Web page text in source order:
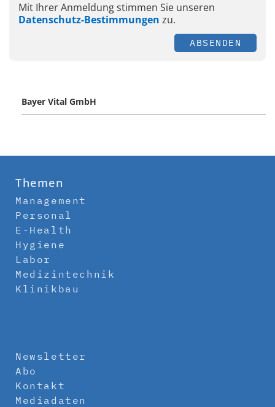
Mit Ihrer Anmeldung stimmen Sie unseren
Datenschutz-Bestimmungen zu.
ABSENDEN
Bayer Vital GmbH
Themen
Management
Personal
E-Health
Hygiene
Labor
Medizintechnik
Klinikbau
Newsletter
Abo
Kontakt
Mediadaten